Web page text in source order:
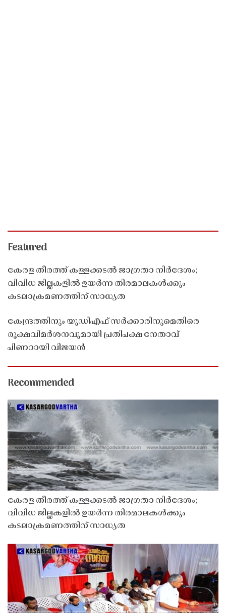
Featured
കേരള തീരത്ത് കള്ളക്കടൽ ജാഗ്രതാ നിർദേശം;
വിവിധ ജില്ലകളിൽ ഉയർന്ന തിരമാലകൾക്കും
കടലാക്രമണത്തിന് സാധ്യത
കേന്ദ്രത്തിനും യുഡിഎഫ് സർക്കാരിനുമെതിരെ
രൂക്ഷവിമർശനവുമായി പ്രതിപക്ഷ നേതാവ്
പിണറായി വിജയൻ
Recommended
കേരള തീരത്ത് കള്ളക്കടൽ ജാഗ്രതാ നിർദേശം;
വിവിധ ജില്ലകളിൽ ഉയർന്ന തിരമാലകൾക്കും
കടലാക്രമണത്തിന് സാധ്യത